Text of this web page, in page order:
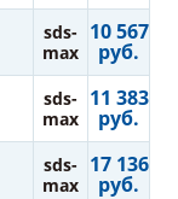
sds-
max
10 567
руб.
sds-
max
11 383
руб.
sds-
max
17 136
руб.